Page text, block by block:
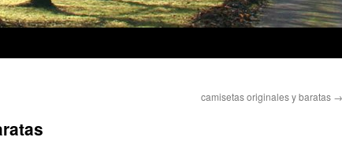
camisetas originales y baratas →